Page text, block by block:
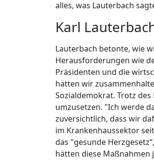
alles, was Lauterbach
Karl
Lauterbach betonte, wie
Herausforderungen wie
Präsidenten und die
hätten wir
Sozialdemokrat. Trotz
umzusetzen. "Ich werde
zuversichtlich, dass wir
im Krankenhaussektor
das "gesunde
hätten diese Maßnahmen